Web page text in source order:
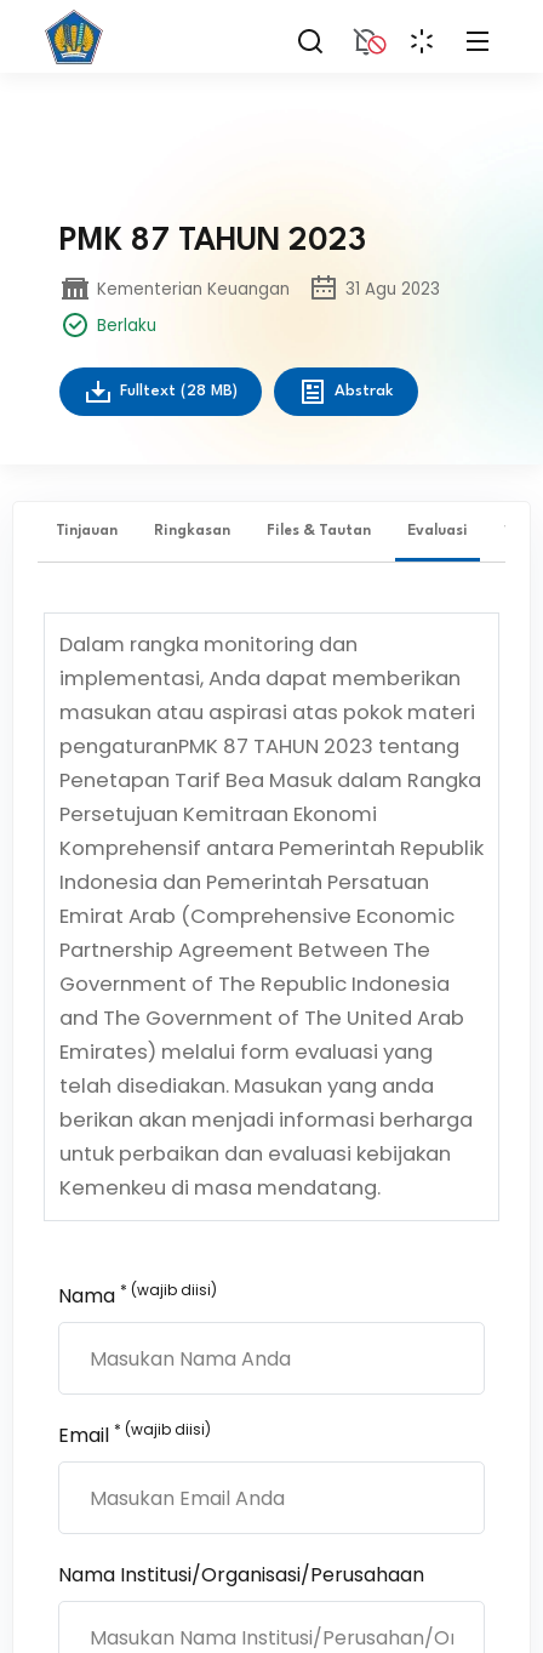
PMK 87 TAHUN 2023
Kementerian Keuangan
31 Agu 2023
Berlaku
Fulltext (28 MB) Abstrak
Tinjauan Ringkasan Files & Tautan Evaluasi ✨
Dalam rangka monitoring dan
implementasi, Anda dapat memberikan
masukan atau aspirasi atas pokok materi
pengaturanPMK 87 TAHUN 2023 tentang
Penetapan Tarif Bea Masuk dalam Rangka
Persetujuan Kemitraan Ekonomi
Komprehensif antara Pemerintah Republik
Indonesia dan Pemerintah Persatuan
Emirat Arab (Comprehensive Economic
Partnership Agreement Between The
Government of The Republic Indonesia
and The Government of The United Arab
Emirates) melalui form evaluasi yang
telah disediakan. Masukan yang anda
berikan akan menjadi informasi berharga
untuk perbaikan dan evaluasi kebijakan
Kemenkeu di masa mendatang.
Nama * (wajib diisi)
Email * (wajib diisi)
Nama Institusi/Organisasi/Perusahaan